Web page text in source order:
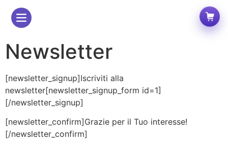
Newsletter
[newsletter_signup]Iscriviti alla
newsletter[newsletter_signup_form id=1]
[/newsletter_signup]
[newsletter_confirm]Grazie per il Tuo interesse!
[/newsletter_confirm]